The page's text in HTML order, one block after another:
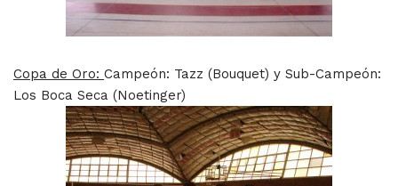
Copa de Oro: Campeón: Tazz (Bouquet) y Sub-Campeón:
Los Boca Seca (Noetinger)